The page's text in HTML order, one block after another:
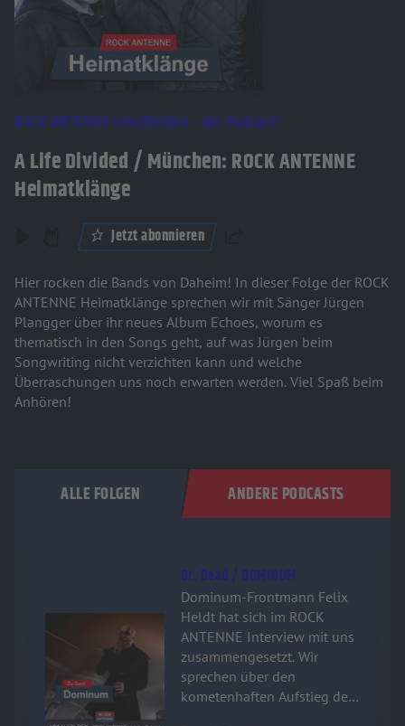
ROCK ANTENNE Lokalhelden - der Podcast!
A Life Divided / München: ROCK ANTENNE
Heimatklänge
Jetzt abonnieren
Hier rocken die Bands von Daheim! In dieser Folge der ROCK
ANTENNE Heimatklänge sprechen wir mit Sänger Jürgen
Plangger über ihr neues Album Echoes, worum es
thematisch in den Songs geht, auf was Jürgen beim
Songwriting nicht verzichten kann und welche
Überraschungen uns noch erwarten werden. Viel Spaß beim
Anhören!
ALLE FOLGEN ANDERE PODCASTS
Audiotitel - Dr. Dead / DOMINUM
Dr. Dead / DOMINUM
Dominum-Frontmann Felix
Heldt hat sich im ROCK
ANTENNE Interview mit uns
zusammengesetzt. Wir
sprechen über den
kometenhaften Aufstieg der